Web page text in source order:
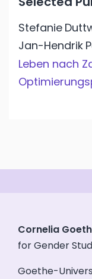
Stefanie
Jan-Hendrik
Leben nach
Cornelia
for Gender
Goethe-